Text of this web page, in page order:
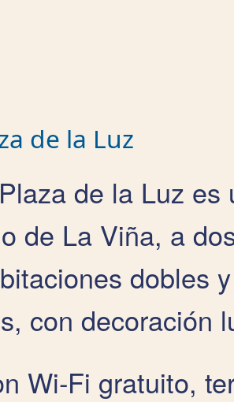
de la Luz
de la Luz
de La Viña, a
dobles
con decoración
Wi‑Fi gratuito,